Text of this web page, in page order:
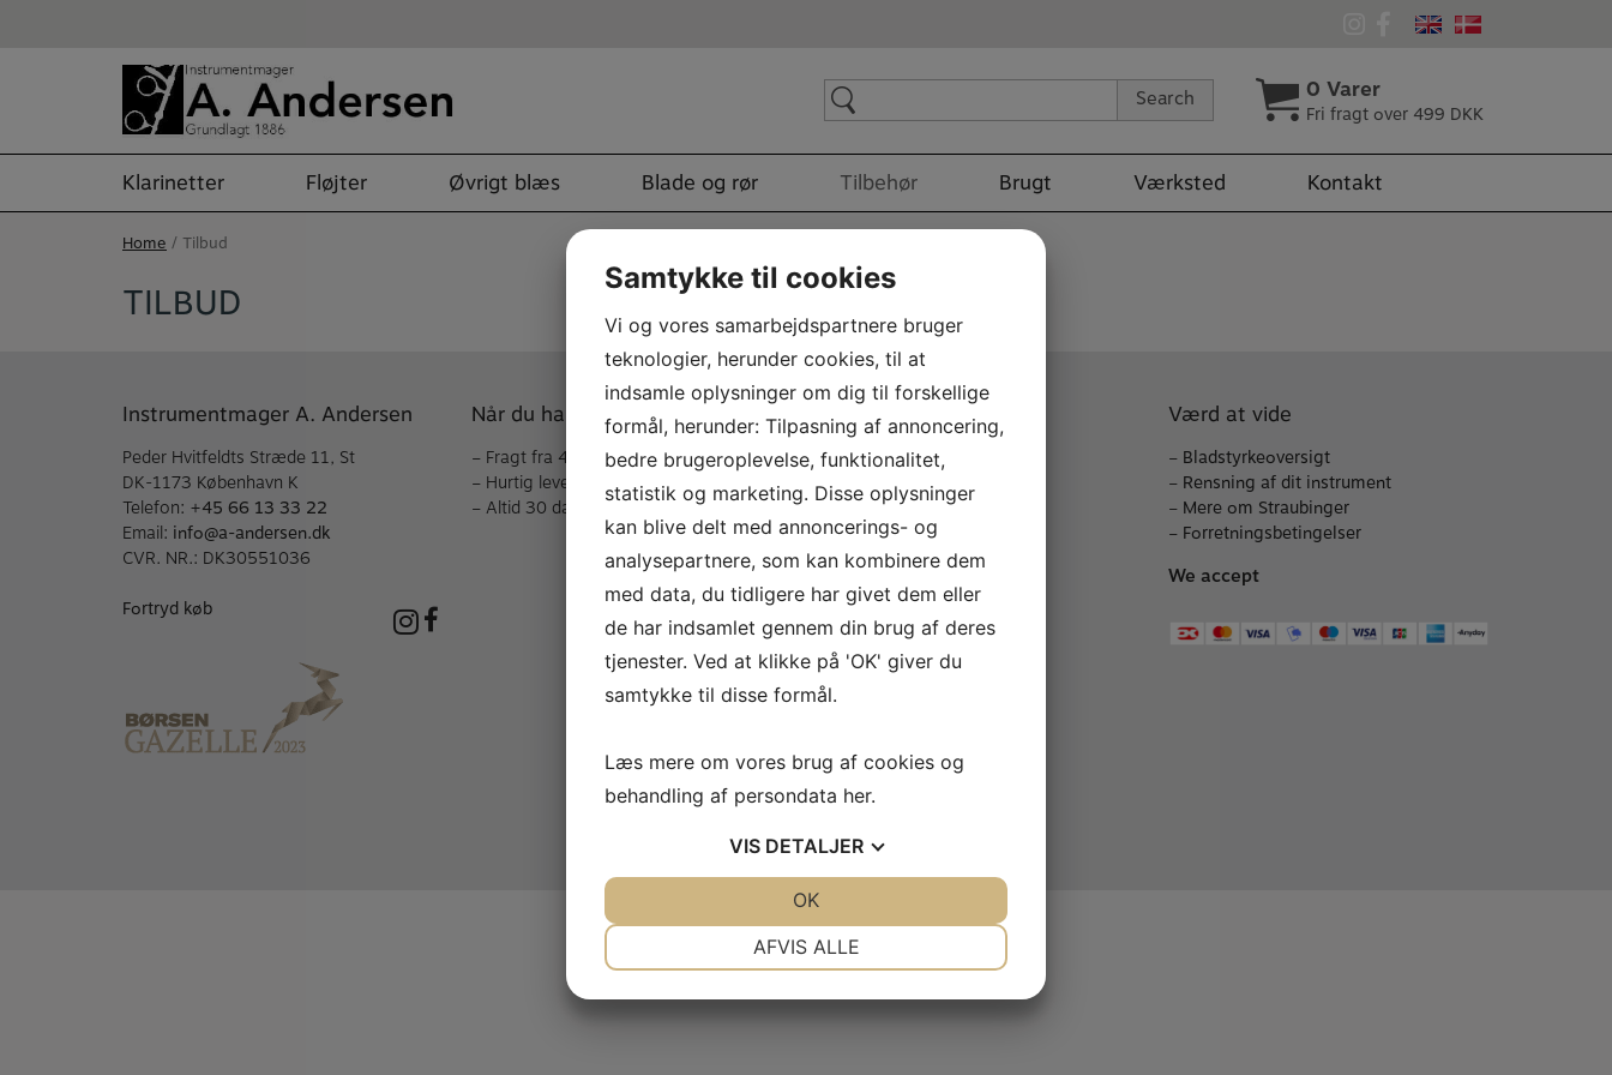
Search
for:
Search 0 Varer
Fri fragt over 499 DKK
Klarinetter Fløjter Øvrigt blæs Blade og rør Tilbehør Brugt Værksted Kontakt
Home / Tilbud
TILBUD
Instrumentmager A. Andersen
Peder Hvitfeldts Stræde 11, St
DK-1173 København K
Telefon: +45 66 13 33 22
Email: info@a-andersen.dk
CVR. NR.: DK30551036
Fortryd køb
Når du handler med A. Andersen
– Fragt fra 40,- kr & gratis over 499 kr
– Hurtig levering (1-5 hverdage)
– Altid 30 dages fortrydelsesret
Mere om A. Andersen
Om A. Andersen
Historie
Værksted
Kontakt
Åbningstider
Offentlig transport
Oversigt
Specielle fløjter lige nu
Værd at vide
– Bladstyrkeoversigt
– Rensning af dit instrument
– Mere om Straubinger
– Forretningsbetingelser
We accept
Designet afStandout
Samtykke til cookies
Vi og vores samarbejdspartnere bruger
teknologier, herunder cookies, til at
indsamle oplysninger om dig til forskellige
formål, herunder: Tilpasning af annoncering,
bedre brugeroplevelse, funktionalitet,
statistik og marketing. Disse oplysninger
kan blive delt med annoncerings- og
analysepartnere, som kan kombinere dem
med data, du tidligere har givet dem eller
de har indsamlet gennem din brug af deres
tjenester. Ved at klikke på 'OK' giver du
samtykke til disse formål.
Læs mere om vores brug af cookies og
behandling af persondata her.
VIS DETALJER
AFVIS ALLE
OK